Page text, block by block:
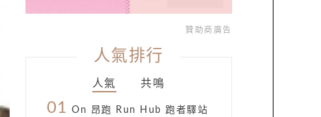
贊助商廣告
人氣排行
人氣 共鳴
01 On 昂跑 Run Hub 跑者驛站